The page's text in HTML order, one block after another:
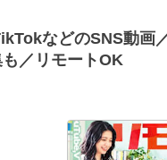
などのSNS動画
／リモートOK